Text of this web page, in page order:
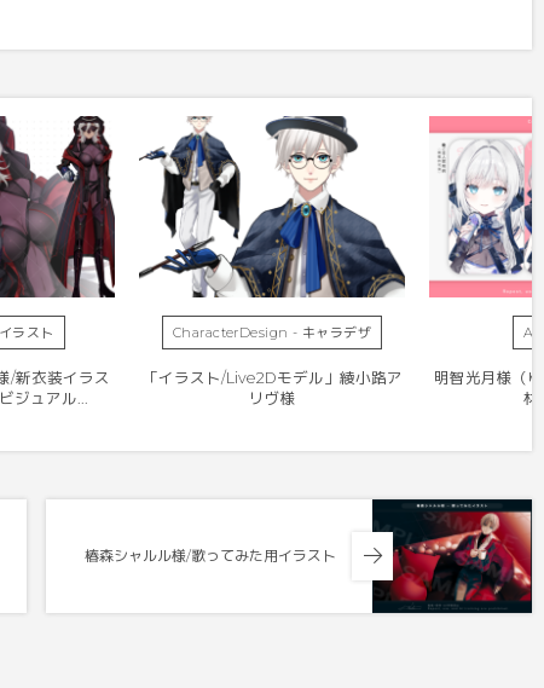
ラスト
/新衣装イラス
ジュアル...
CharacterDesign - キャラデザ
「イラスト/Live2Dモデル」綾小路ア
リヴ様
明智光月様（
材
椿森シャルル様/歌ってみた用イラスト